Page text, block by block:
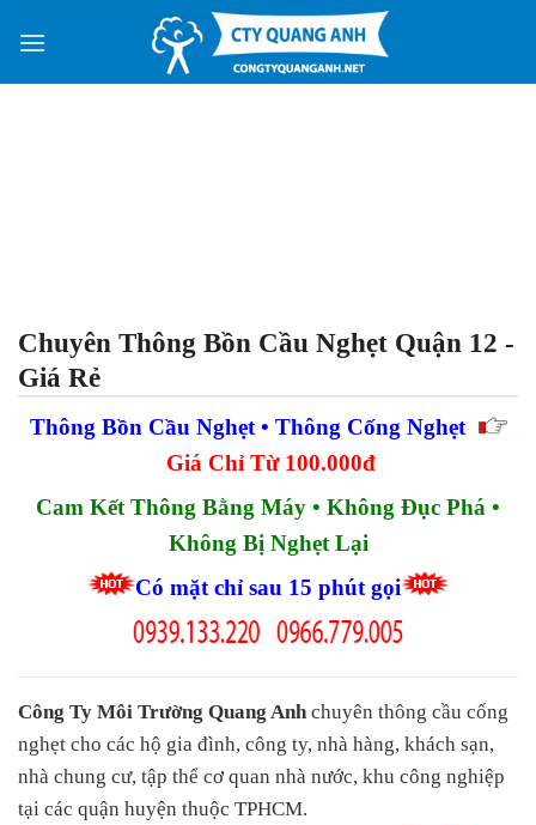
Chuyên Thông Bồn Cầu Nghẹt Quận 12 -
Giá Rẻ
Thông Bồn Cầu Nghẹt • Thông Cống Nghẹt
Giá Chỉ Từ 100.000đ
Cam Kết Thông Bằng Máy • Không Đục Phá •
Không Bị Nghẹt Lại
Có mặt chỉ sau 15 phút gọi
Công Ty Môi Trường Quang Anh chuyên thông cầu cống
nghẹt cho các hộ gia đình, công ty, nhà hàng, khách sạn,
nhà chung cư, tập thể cơ quan nhà nước, khu công nghiệp
tại các quận huyện thuộc TPHCM.